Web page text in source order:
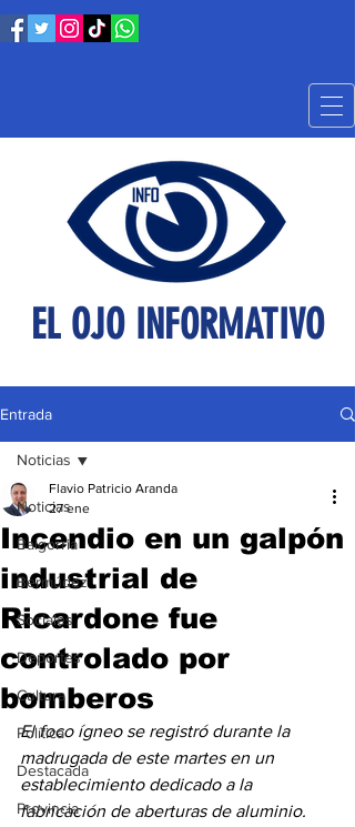
EL OJO INFORMATIVO
Entrada
Noticias
Baigorria
Bermúdez
Sociales
Deportes
Cultura
Política
Destacada
Provincia
Noticias
Incendio en un galpón
industrial de
Ricardone fue
controlado por
bomberos
Flavio Patricio Aranda
27 ene
El foco ígneo se registró durante la
madrugada de este martes en un
establecimiento dedicado a la
fabricación de aberturas de aluminio.